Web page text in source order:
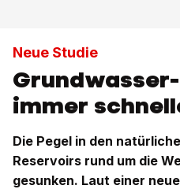
Neue Studie
immer
Die Pegel in den
Reservoirs rund um die
gesunken. Laut einer